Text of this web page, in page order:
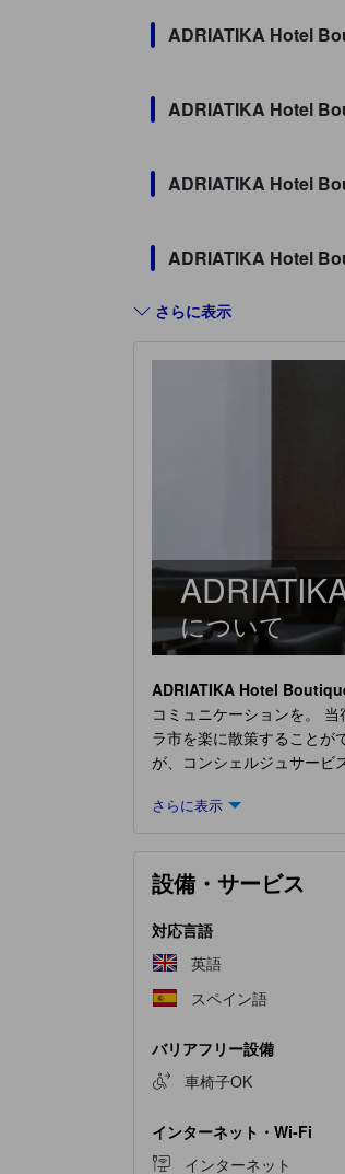
ADRIATIKA Hotel
ADRIATIKA Hotel
ADRIATIKA Hotel
ADRIATIKA Hotel
さらに表示
について
ADRIATIKA Hotel
コミュニケーションを。
ラ市を楽に散策することが
が、コンシェルジュサービ
ックスしたい方のために、
ラスを備えた客室もあり、
れます。 一部の客室には
ブ、タオル、ヘアドライヤ
ぶことができるので、旅が
は、魅力的なアクティビテ
りません。近隣で簡単に行
ぎ、ゆったりとしたひと
めにご利用ください。
さらに表示
設備・サービス
対応言語
英語
スペイン語
バリアフリー設備
車椅子OK
インターネット・Wi-Fi
インターネット